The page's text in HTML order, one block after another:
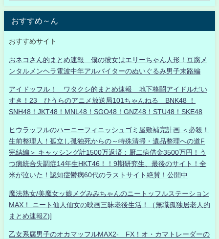
おすすめ～ん
おすすめサイト
おネコさん的まとめ速報 僕の彼女はエリーちゃん人形！豆腐メ
ンタルメンヘラ電波中年アルバイターのぬいぐるみ男子末路編
アイドッフル！ ワタクシ的まとめ速報 地下格闘アイドルだい
すき！23 ひうらのアニメ放送局101ちゃんねる BNK48 ！
SNH48！JKT48！MNL48！SGO48！GNZ48！STU48！SKE48
ヒウラッフルのハーニーフィニッシュゴミ屋敷補完計画 ＜必殺！
生前整理人！孤立し孤独死からの～特殊清掃・遺品整理への道F
完結編＞ キャッシング計1500万返済：厨二病借金3500万円！う
つ病統合失調症14年生HKT46！！9期研究生、最後のサイト！全
米が泣いた！認知症鬱病60代のラストサイト絶賛！公開中
魔法熟女/美魔女ッ娘メグみみちゃんのニートッフルステーション
MAX！ ニート仙人仙女の映画三昧老後生活！（無職孤独居老人的
まとめ速報Z)]
乙女系腐男子のオカマッフルMAX2- FX！オ・カマトレーダーの